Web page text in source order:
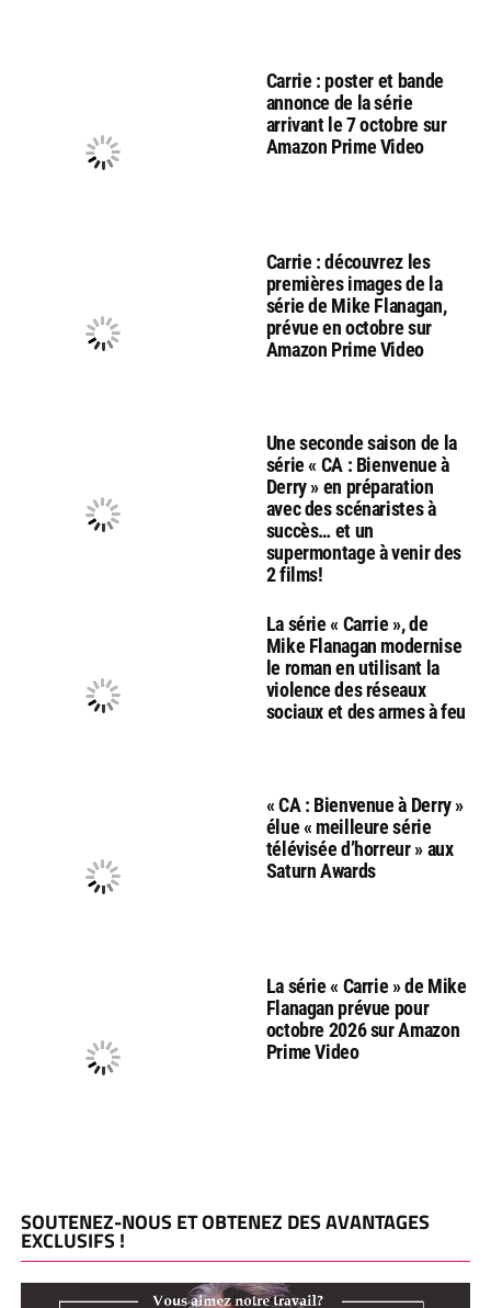
Carrie : poster et bande
annonce de la série
arrivant le 7 octobre sur
Amazon Prime Video
Carrie : découvrez les
premières images de la
série de Mike Flanagan,
prévue en octobre sur
Amazon Prime Video
Une seconde saison de la
série « CA : Bienvenue à
Derry » en préparation
avec des scénaristes à
succès… et un
supermontage à venir des
2 films!
La série « Carrie », de
Mike Flanagan modernise
le roman en utilisant la
violence des réseaux
sociaux et des armes à feu
« CA : Bienvenue à Derry »
élue « meilleure série
télévisée d’horreur » aux
Saturn Awards
La série « Carrie » de Mike
Flanagan prévue pour
octobre 2026 sur Amazon
Prime Video
SOUTENEZ-NOUS ET OBTENEZ DES AVANTAGES
EXCLUSIFS !